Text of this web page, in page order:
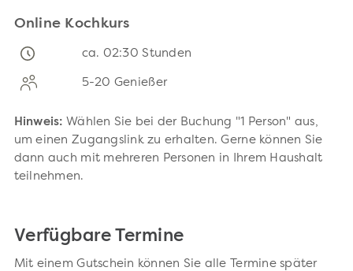
Online Kochkurs
ca. 02:30 Stunden
5-20 Genießer
Hinweis: Wählen Sie bei der Buchung "1 Person" aus,
um einen Zugangslink zu erhalten. Gerne können Sie
dann auch mit mehreren Personen in Ihrem Haushalt
teilnehmen.
Verfügbare Termine
Mit einem Gutschein können Sie alle Termine später